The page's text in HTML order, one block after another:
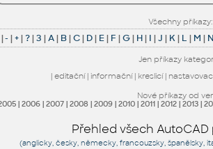
Všechny příkazy:
|- |+|?|3 |A| B|C| D| E| F |G| H| I |J | K| L | M | N
Jen příkazy
| editační| informační| kreslicí|
Nové příkazy od
| 2006| 2007| 2008 | 2009| 2010| 2011| 2012| 2013|
Přehled všech AutoCAD
(anglicky, česky, německy, francouzsky, španělsky,